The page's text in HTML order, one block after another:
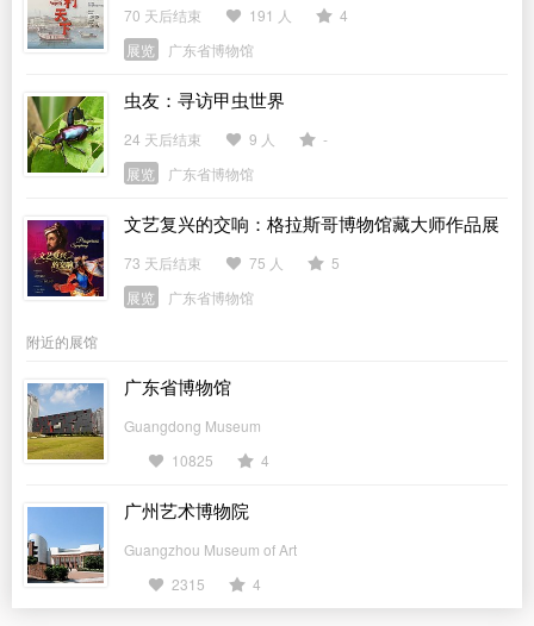
70 天后结束 191 人
4
展览
广东省博物馆
虫友：寻访甲虫世界
24 天后结束 9 人
-
展览
广东省博物馆
文艺复兴的交响：格拉斯哥博物馆藏大师作品展
73 天后结束 75 人
5
展览
广东省博物馆
附近的展馆
广东省博物馆
Guangdong Museum
10825
4
广州艺术博物院
Guangzhou Museum of Art
2315
4